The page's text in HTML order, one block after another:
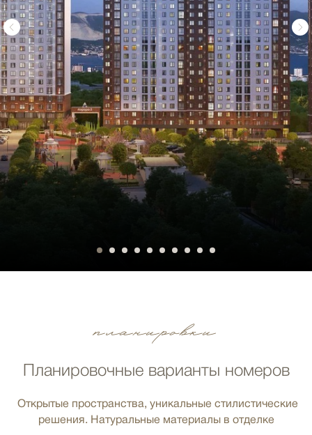
планировки
Планировочные варианты номеров
Открытые пространства, уникальные стилистические
решения. Натуральные материалы в отделке